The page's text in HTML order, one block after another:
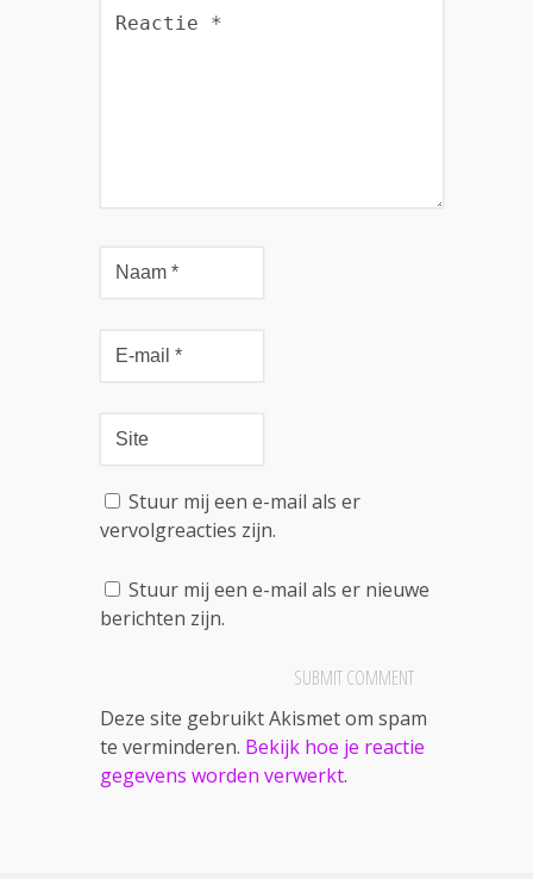
Stuur mij een e-mail als er
vervolgreacties zijn.
Stuur mij een e-mail als er nieuwe
berichten zijn.
Deze site gebruikt Akismet om spam
te verminderen. Bekijk hoe je reactie
gegevens worden verwerkt.